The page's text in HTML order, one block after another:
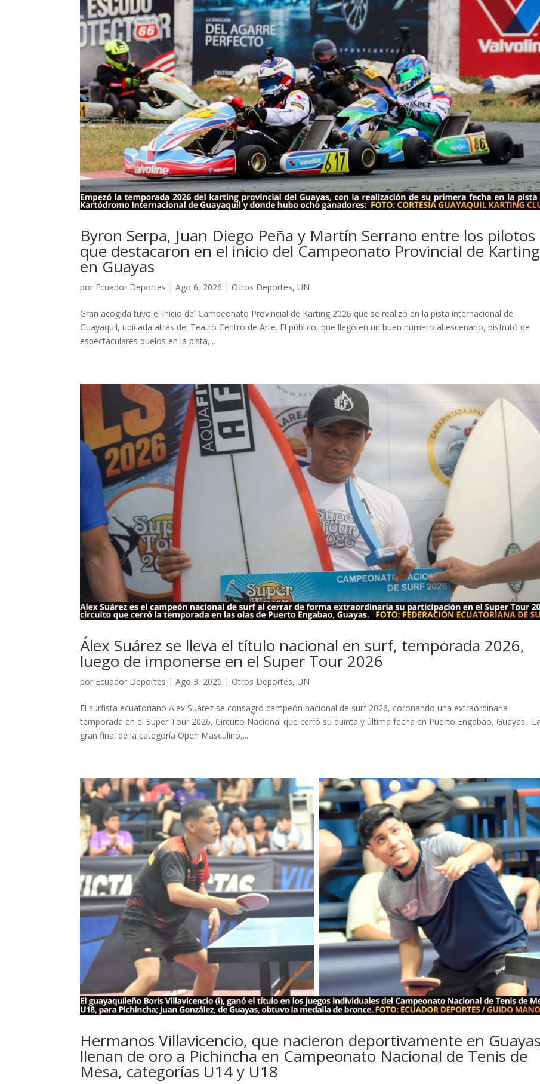
Byron Serpa, Juan Diego Peña y Martín Serrano entre los pilotos
que destacaron en el inicio del Campeonato Provincial de Karting
en Guayas
por Ecuador Deportes |Ago 6, 2026 | Otros Deportes,UN
Gran acogida tuvo el inicio del Campeonato Provincial de Karting 2026 que se realizó en la pista internacional de
Guayaquil, ubicada atrás del Teatro Centro de Arte. El público, que llegó en un buen número al escenario, disfrutó de
espectaculares duelos en la pista,...
Álex Suárez se lleva el título nacional en surf, temporada 2026,
luego de imponerse en el Super Tour 2026
por Ecuador Deportes |Ago 3, 2026 | Otros Deportes,UN
El surfista ecuatoriano Alex Suárez se consagró campeón nacional de surf 2026, coronando una extraordinaria
temporada en el Super Tour 2026, Circuito Nacional que cerró su quinta y última fecha en Puerto Engabao, Guayas. La
gran final de la categoría Open Masculino,...
Hermanos Villavicencio, que nacieron deportivamente en
llenan de oro a Pichincha en Campeonato Nacional de Tenis de
Mesa, categorías U14 y U18